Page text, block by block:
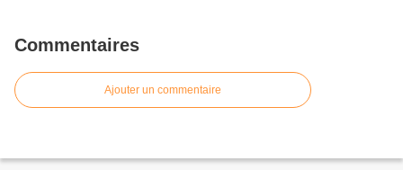
Commentaires
Ajouter un commentaire